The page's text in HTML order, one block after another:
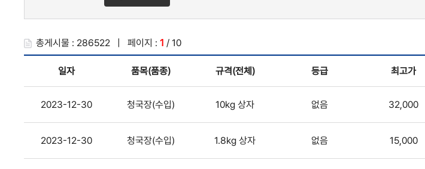
신청정보
총게시물 : 286522 | 페이지 : 1 / 10
일자 품목(품종) 규격(전체) 등급 최고가
2023-12-30 청국장(수입) 10kg 상자 없음 32,000
2023-12-30 청국장(수입) 1.8kg 상자 없음 15,000